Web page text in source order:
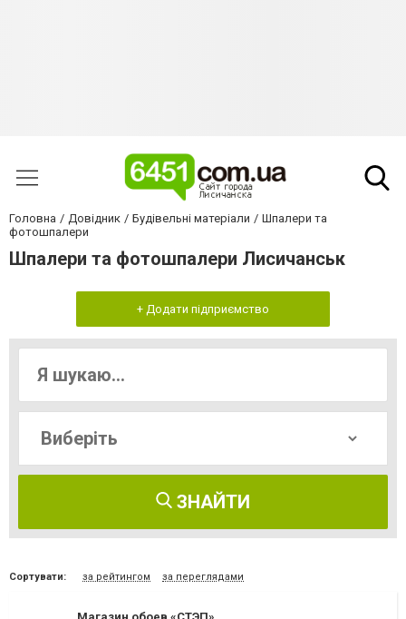
Головна Довідник Будівельні матеріали
Шпалери та
фотошпалери
Шпалери та фотошпалери Лисичанськ
+ Додати підприємство
ЗНАЙТИ
Сортувати: за рейтингом за переглядами